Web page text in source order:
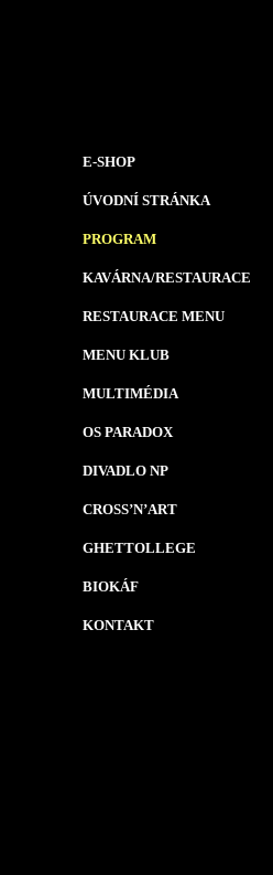
E-SHOP
ÚVODNÍ STRÁNKA
PROGRAM
KAVÁRNA/RESTAURACE
RESTAURACE MENU
MENU KLUB
MULTIMÉDIA
OS PARADOX
DIVADLO NP
CROSS’N’ART
GHETTOLLEGE
BIOKÁF
KONTAKT